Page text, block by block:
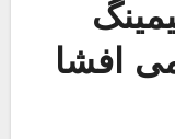
افشا